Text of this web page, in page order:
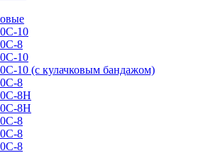
10
8
10
10 (с кулачковым бандажом)
8
8H
8H
8
8
8